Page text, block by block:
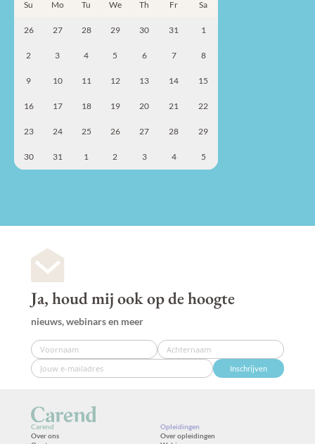
Su Mo Tu We Th Fr Sa
26 27 28 29 30 31 1
2 3 4 5 6 7 8
9 10 11 12 13 14 15
16 17 18 19 20 21 22
23 24 25 26 27 28 29
30 31 1 2 3 4 5
Ja, houd mij ook op de hoogte
nieuws, webinars en meer
Inschrijven
Carend
Over ons
Opleidingen
Over opleidingen